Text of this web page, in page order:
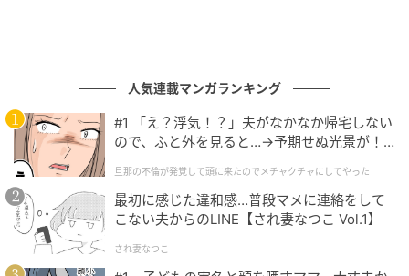
オキャラクターズと重なることで新たな魅力として立
ち上がりました。懐かしさに浸れるだけでなく、今の
気分でも楽しめる今回の企画。予想外だからこそ心に
残る、“うれしいお知らせ”になったと言えそうです。
※記事は執筆時点の情報です
次の記事
人気連載マンガランキング
#1 「え？浮気！？」夫がなかなか帰宅しない
ので、ふと外を見ると…→予期せぬ光景が！
クチャにしてやった
旦那の不倫が発覚して頭に来たのでメチャクチャにしてやった
最初に感じた違和感…普段マメに連絡をして
こない夫からのLINE【され妻なつこ Vol.1】
され妻なつこ